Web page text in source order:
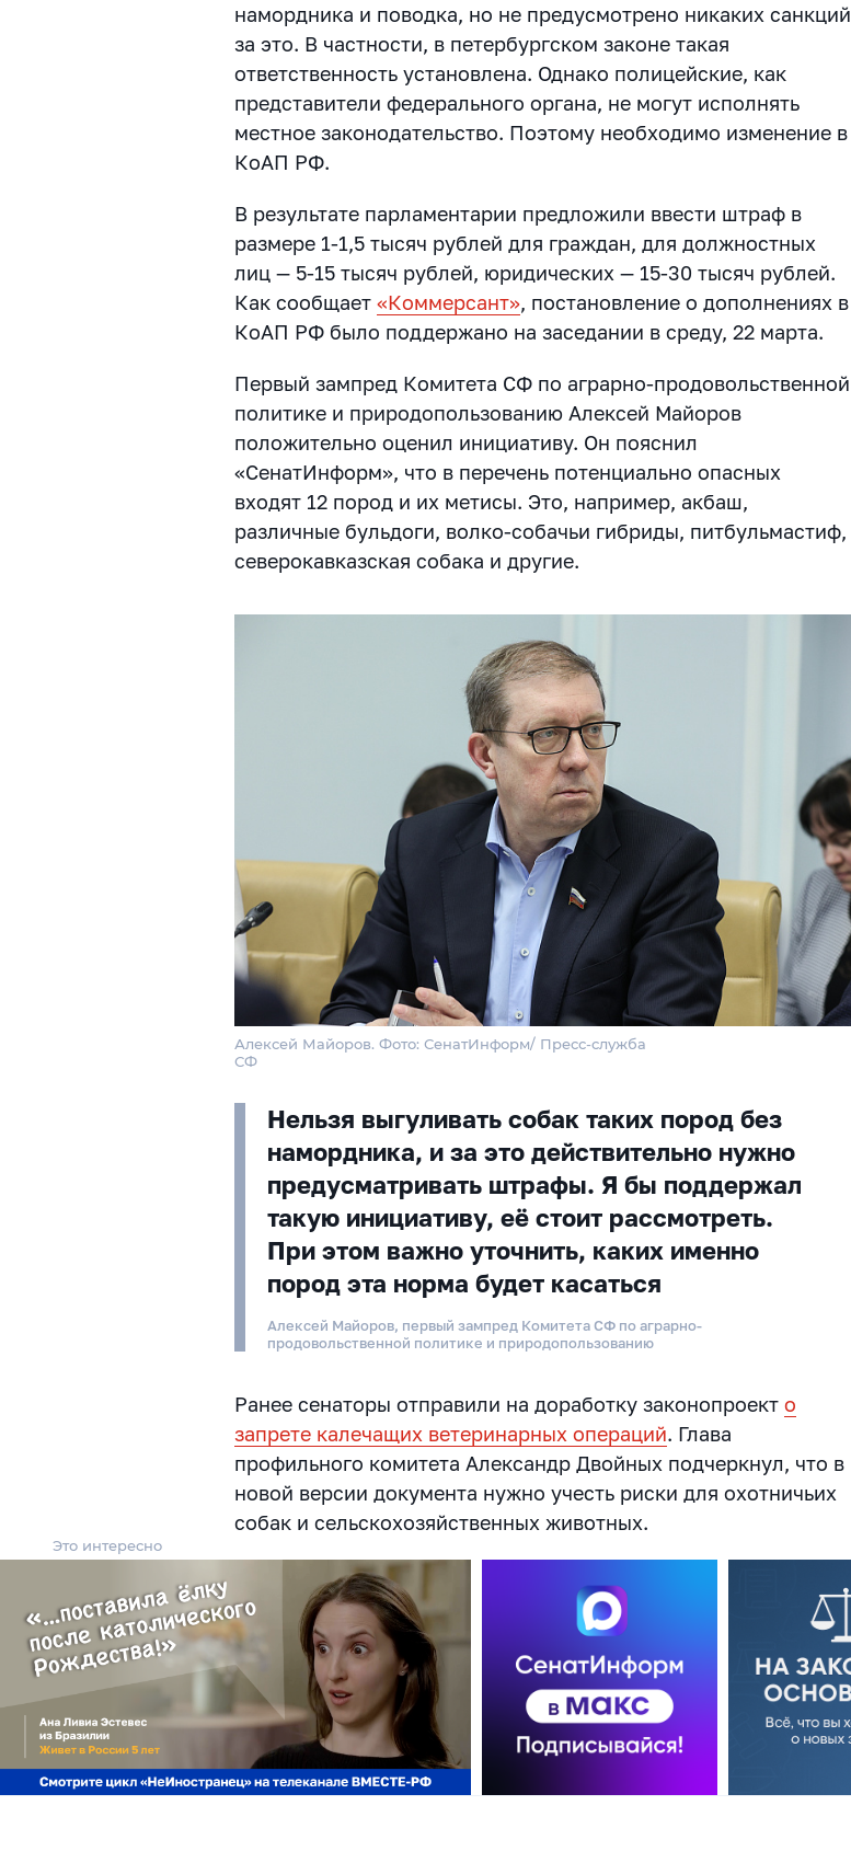
намордника и поводка, но не предусмотрено никаких санкций
за это. В частности, в петербургском законе такая
ответственность установлена. Однако полицейские, как
представители федерального органа, не могут исполнять
местное законодательство. Поэтому необходимо изменение в
КоАП РФ.
В результате парламентарии предложили ввести штраф в
размере 1-1,5 тысяч рублей для граждан, для должностных
лиц — 5-15 тысяч рублей, юридических — 15-30 тысяч рублей.
Как сообщает«Коммерсант», постановление о дополнениях в
КоАП РФ было поддержано на заседании в среду, 22 марта.
Первый зампред Комитета СФ по аграрно-продовольственной
политике и природопользованию Алексей Майоров
положительно оценил инициативу. Он пояснил
«СенатИнформ», что в перечень потенциально опасных
входят 12 пород и их метисы. Это, например, акбаш,
различные бульдоги, волко-собачьи гибриды, питбульмастиф,
северокавказская собака и другие.
Алексей Майоров. Фото: СенатИнформ/ Пресс-служба
СФ
Нельзя выгуливать собак таких пород без
намордника, и за это действительно нужно
предусматривать штрафы. Я бы поддержал
такую инициативу, её стоит рассмотреть.
При этом важно уточнить, каких именно
пород эта норма будет касаться
Алексей Майоров, первый зампред Комитета СФ по аграрно-
продовольственной политике и природопользованию
Ранее сенаторы отправили на доработку законопроекто
запрете калечащих ветеринарных операций. Глава
профильного комитета Александр Двойных подчеркнул, что в
новой версии документа нужно учесть риски для охотничьих
собак и сельскохозяйственных животных.
Это интересно